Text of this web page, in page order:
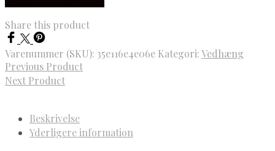
Share this product
Varenummer (SKU): 35e116e4e06e Kategori:Vedhæng
Previous Product
Next Product
Beskrivelse
Yderligere information